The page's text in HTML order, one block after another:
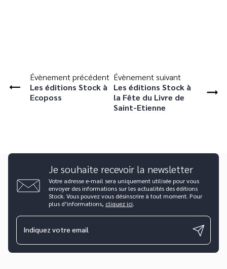
Évènement précédent
Les éditions Stock à
Ecoposs
Évènement suivant
Les éditions Stock à
la Fête du Livre de
Saint-Etienne
Je souhaite recevoir la newsletter
Votre adresse e-mail sera uniquement utilisée pour vous
envoyer des informations sur les actualités des éditions
Stock. Vous pouvez vous désinscrire à tout moment. Pour
plus d’informations, cliquez ici.
Indiquez votre email